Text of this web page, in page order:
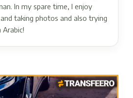
In my spare time, I enjoy
taking photos and also trying